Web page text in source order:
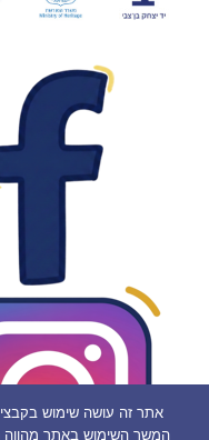
המשך השימוש באתר מהווה